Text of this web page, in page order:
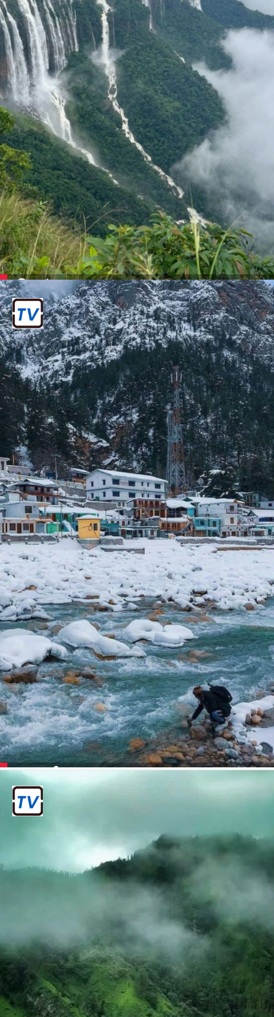
शिलांग
मेघालय में स्थित, यह "पूर्व का स्कॉटलैंड" के रूप
में जाना जाता है।
गुलमर्ग
जम्मू और कश्मीर में स्थित, यह एक लोकप्रिय
स्कीइंग गंतव्य है।